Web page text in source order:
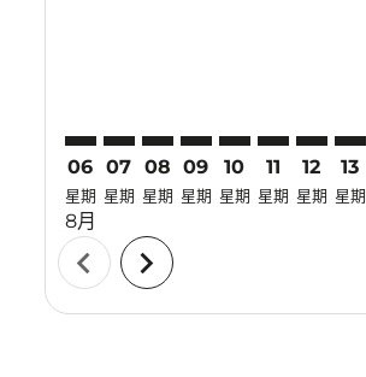
06
星期
8月
07
星期
08
星期
09
星期
10
星期
11
星期
12
星期
13
星期
chevron_left chevron_right